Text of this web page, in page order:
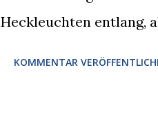
entlang,
KOMMENTAR